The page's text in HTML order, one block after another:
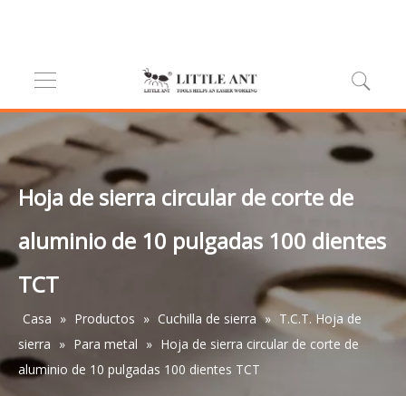
Hoja de sierra circular de corte de
aluminio de 10 pulgadas 100 dientes
TCT
Casa » Productos » Cuchilla de sierra » T.C.T. Hoja de
sierra » Para metal » Hoja de sierra circular de corte de
aluminio de 10 pulgadas 100 dientes TCT